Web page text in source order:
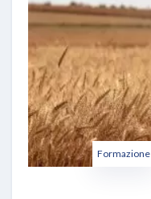
Formazione